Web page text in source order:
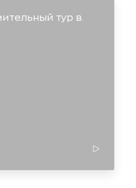
тур в